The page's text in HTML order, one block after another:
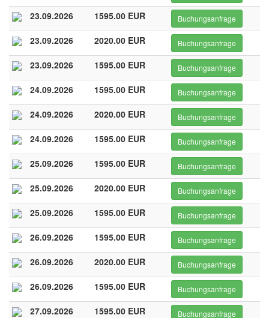
23.09.2026 1595.00 EUR Buchungsanfrage
23.09.2026 2020.00 EUR Buchungsanfrage
23.09.2026 1595.00 EUR Buchungsanfrage
24.09.2026 1595.00 EUR Buchungsanfrage
24.09.2026 2020.00 EUR Buchungsanfrage
24.09.2026 1595.00 EUR Buchungsanfrage
25.09.2026 1595.00 EUR Buchungsanfrage
25.09.2026 2020.00 EUR Buchungsanfrage
25.09.2026 1595.00 EUR Buchungsanfrage
26.09.2026 1595.00 EUR Buchungsanfrage
26.09.2026 2020.00 EUR Buchungsanfrage
26.09.2026 1595.00 EUR Buchungsanfrage
27.09.2026 1595.00 EUR Buchungsanfrage